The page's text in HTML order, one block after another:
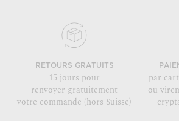
RETOURS GRATUITS
15 jours pour
renvoyer gratuitement
votre commande (hors Suisse)
par
ou